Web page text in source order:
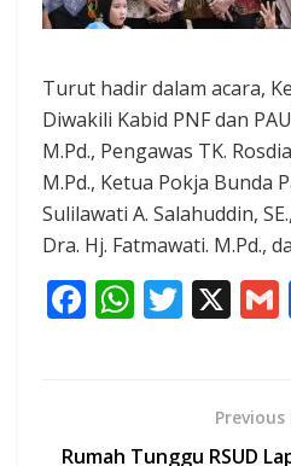
Turut hadir dalam acara,
Diwakili Kabid PNF dan
M.Pd., Pengawas TK.
M.Pd., Ketua Pokja Bunda
Sulilawati A. Salahuddin, SE.,
Dra. Hj. Fatmawati. M.Pd.,
F
o
W
A
T
er
X
l
Previous
Rumah Tunggu RSUD